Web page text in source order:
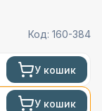
Код: 160-384
У кошик
У кошик